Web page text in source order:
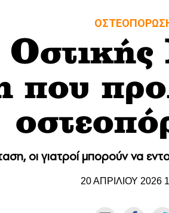
που
οι γιατροί μπορούν να
20 ΑΠΡΙΛΙΟΥ 2026